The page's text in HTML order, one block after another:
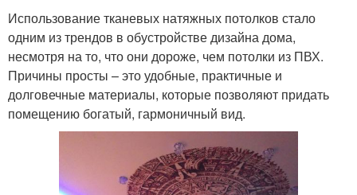
Использование тканевых натяжных потолков стало
одним из трендов в обустройстве дизайна дома,
несмотря на то, что они дороже, чем потолки из ПВХ.
Причины просты – это удобные, практичные и
долговечные материалы, которые позволяют придать
помещению богатый, гармоничный вид.